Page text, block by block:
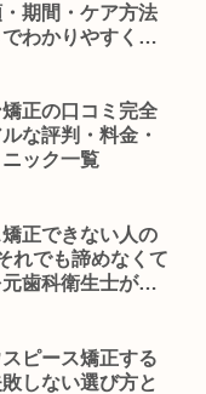
期間・ケア方法
わかりやすく解
正の口コミ完全
な評判・料金・
ック一覧
正できない人の
れでも諦めなくて
歯科衛生士が解
ピース矯正する
しない選び方と